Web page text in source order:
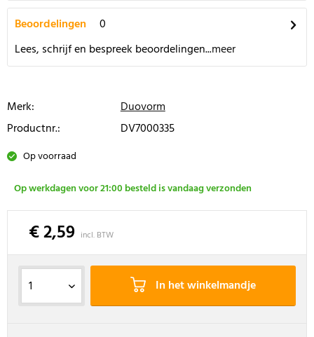
Beoordelingen
0
Lees, schrijf en bespreek beoordelingen...meer
Merk:
Duovorm
Productnr.:
DV7000335
Op voorraad
Op werkdagen voor 21:00 besteld is vandaag verzonden
€ 2,59 incl. BTW
In het winkelmandje